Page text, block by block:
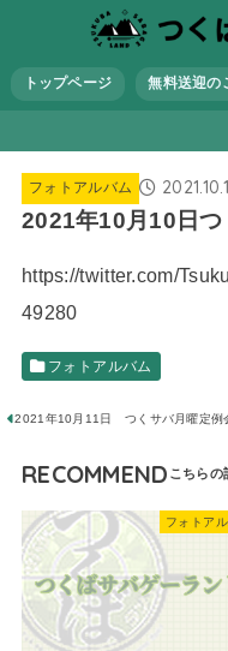
トップページ 無料送迎の
フォトアルバム
2021年10月10日
https://twitter.com/
49280
フォトアルバム
2021年10月11日 つくサバ月曜定例
RECOMMEND
フォトア